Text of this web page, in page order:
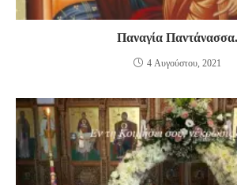
Παναγία Παντάνασσα.
4 Αυγούστου, 2021